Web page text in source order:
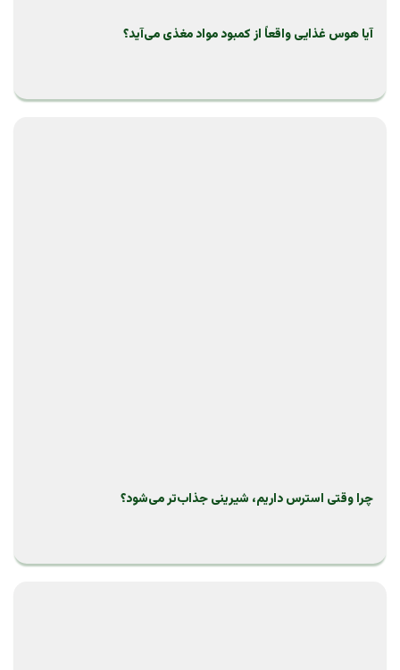
آیا هوس غذایی واقعاً از کمبود مواد مغذی می‌آید؟
چرا وقتی استرس داریم، شیرینی جذاب‌تر می‌شود؟